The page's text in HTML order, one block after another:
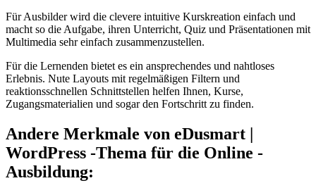
Für Ausbilder wird die clevere intuitive Kurskreation einfach und
macht so die Aufgabe, ihren Unterricht, Quiz und Präsentationen mit
Multimedia sehr einfach zusammenzustellen.
Für die Lernenden bietet es ein ansprechendes und nahtloses
Erlebnis. Nute Layouts mit regelmäßigen Filtern und
reaktionsschnellen Schnittstellen helfen Ihnen, Kurse,
Zugangsmaterialien und sogar den Fortschritt zu finden.
Andere Merkmale von eDusmart |
WordPress -Thema für die Online -
Ausbildung: